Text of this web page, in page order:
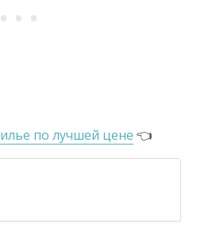
по лучшей цене 👈